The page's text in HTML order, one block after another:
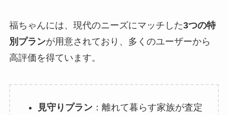
福ちゃんには、現代のニーズにマッチした3つの特
別プランが用意されており、多くのユーザーから
高評価を得ています。
見守りプラン：離れて暮らす家族が査定